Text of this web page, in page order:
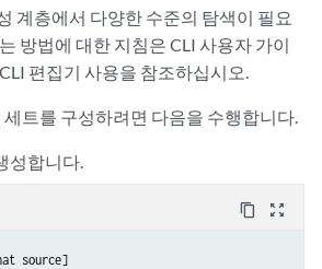
계층에서 다양한 수준의 탐색이 필요
방법에 대한 지침은 CLI 사용자 가이
편집기 사용을 참조하십시오.
세트를 구성하려면 다음을 수행합니다.
성합니다.
content_copy zoom_out_map
source]